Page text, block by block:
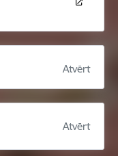
Atvērt
Atvērt